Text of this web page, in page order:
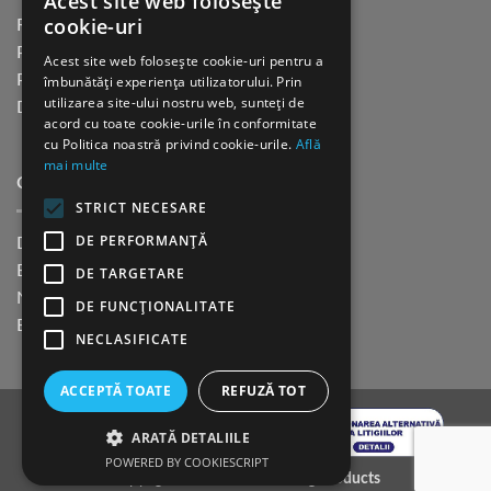
Returnare in 30 de zile
Plata cu cardul Guerrilla
Plata in rate fara dobanda
Distributie sau profesionisti
CINE SUNTEM?
Despre noi
Blog
Newsletter
Evenimente
K9 Training Products
cookie-uri
Acest site web folosește cookie-uri pentru a
îmbunătăți experiența utilizatorului. Prin
utilizarea site-ului nostru web, sunteți de
acord cu toate cookie-urile în conformitate
cu Politica noastră privind cookie-urile. Află
mai multe
STRICT NECESARE
DE PERFORMANȚĂ
DE TARGETARE
DE FUNCŢIONALITATE
NECLASIFICATE
ACCEPTĂ TOATE REFUZĂ TOT
ARATĂ DETALIILE
POWERED BY COOKIESCRIPT